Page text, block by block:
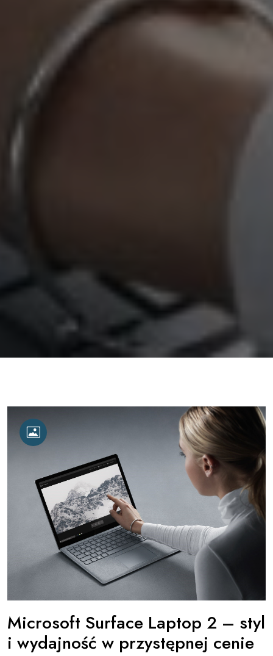
Microsoft Surface Laptop 2 – styl
i wydajność w przystępnej cenie